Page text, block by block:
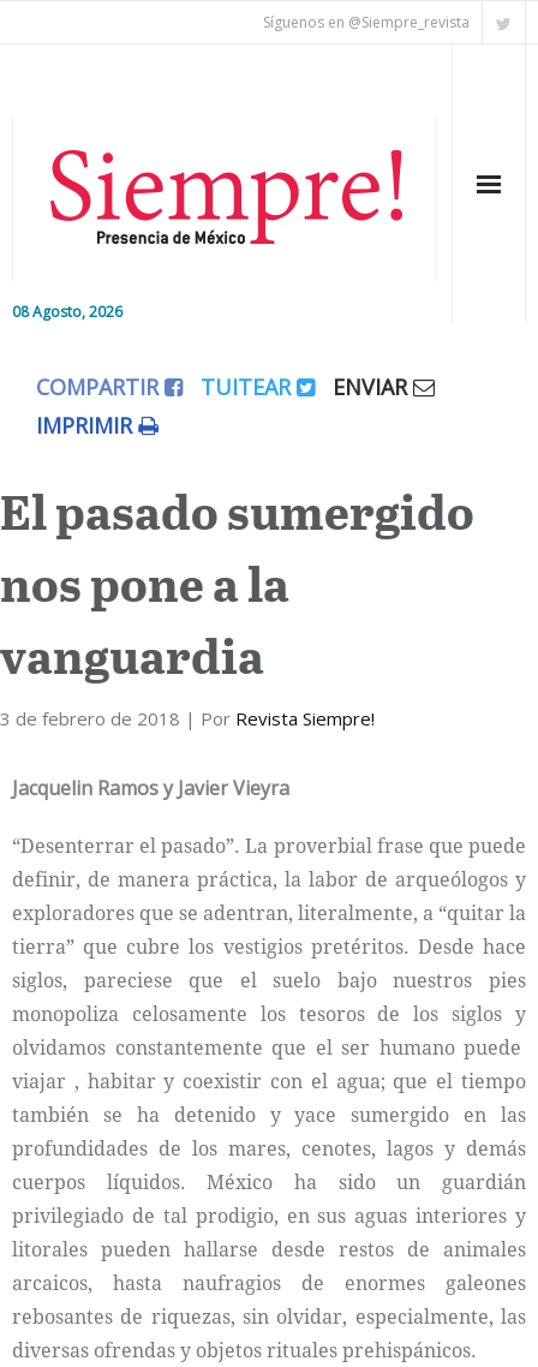
Síguenos en @Siempre_revista
08 Agosto, 2026
Editorial
Colaboradores
Internacional
Cultura
COMPARTIR TUITEAR
ENVIAR
IMPRIMIR
El pasado sumergido
nos pone a la
vanguardia
3 de febrero de 2018 | Por Revista Siempre!
Jacquelin Ramos y Javier Vieyra
“Desenterrar el pasado”. La proverbial frase que puede
definir, de manera práctica, la labor de arqueólogos y
exploradores que se adentran, literalmente, a “quitar la
tierra” que cubre los vestigios pretéritos. Desde hace
siglos, pareciese que el suelo bajo nuestros pies
monopoliza celosamente los tesoros de los siglos y
olvidamos constantemente que el ser humano puede
viajar , habitar y coexistir con el agua; que el tiempo
también se ha detenido y yace sumergido en las
profundidades de los mares, cenotes, lagos y demás
cuerpos líquidos. México ha sido un guardián
privilegiado de tal prodigio, en sus aguas interiores y
litorales pueden hallarse desde restos de animales
arcaicos, hasta naufragios de enormes galeones
rebosantes de riquezas, sin olvidar, especialmente, las
diversas ofrendas y objetos rituales prehispánicos.